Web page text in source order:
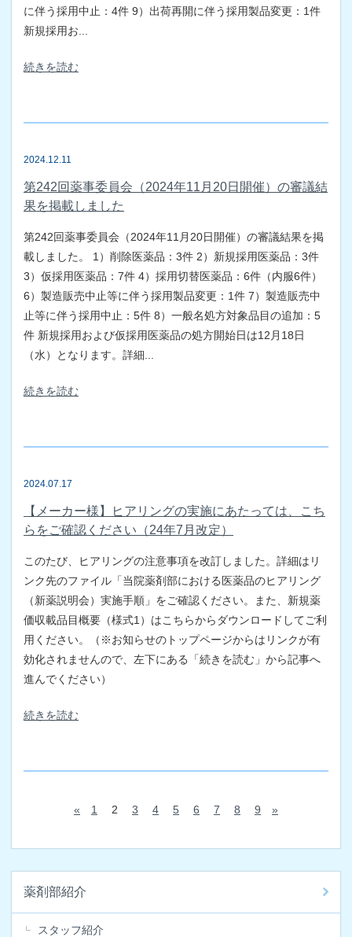
薬剤部紹介
スタッフ紹介
に伴う採用中止：4件 9）出荷再開に伴う採用製品変更：1件
新規採用お...
続きを読む
2024.12.11
第242回薬事委員会（2024年11月20日開催）の審議結
果を掲載しました
第242回薬事委員会（2024年11月20日開催）の審議結果を掲
載しました。 1）削除医薬品：3件 2）新規採用医薬品：3件
3）仮採用医薬品：7件 4）採用切替医薬品：6件（内服6件）
6）製造販売中止等に伴う採用製品変更：1件 7）製造販売中
止等に伴う採用中止：5件 8）一般名処方対象品目の追加：5
件 新規採用および仮採用医薬品の処方開始日は12月18日
（水）となります。詳細...
続きを読む
2024.07.17
【メーカー様】ヒアリングの実施にあたっては、こち
らをご確認ください（24年7月改定）
このたび、ヒアリングの注意事項を改訂しました。詳細はリ
ンク先のファイル「当院薬剤部における医薬品のヒアリング
（新薬説明会）実施手順」をご確認ください。また、新規薬
価収載品目概要（様式1）はこちらからダウンロードしてご利
用ください。（※お知らせのトップページからはリンクが有
効化されませんので、左下にある「続きを読む」から記事へ
進んでください）
続きを読む
« 1 2 3 4 5 6 7 8 9 »